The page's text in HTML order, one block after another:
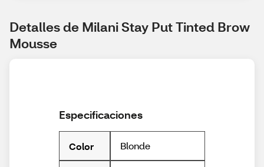
Detalles de Milani Stay Put Tinted Brow
Mousse
Especificaciones
Color Blonde